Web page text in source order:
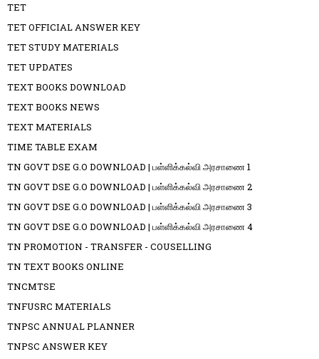
TET
TET OFFICIAL ANSWER KEY
TET STUDY MATERIALS
TET UPDATES
TEXT BOOKS DOWNLOAD
TEXT BOOKS NEWS
TEXT MATERIALS
TIME TABLE EXAM
TN GOVT DSE G.O DOWNLOAD | பள்ளிக்கல்வி அரசாணை 1
TN GOVT DSE G.O DOWNLOAD | பள்ளிக்கல்வி அரசாணை 2
TN GOVT DSE G.O DOWNLOAD | பள்ளிக்கல்வி அரசாணை 3
TN GOVT DSE G.O DOWNLOAD | பள்ளிக்கல்வி அரசாணை 4
TN PROMOTION - TRANSFER - COUSELLING
TN TEXT BOOKS ONLINE
TNCMTSE
TNFUSRC MATERIALS
TNPSC ANNUAL PLANNER
TNPSC ANSWER KEY